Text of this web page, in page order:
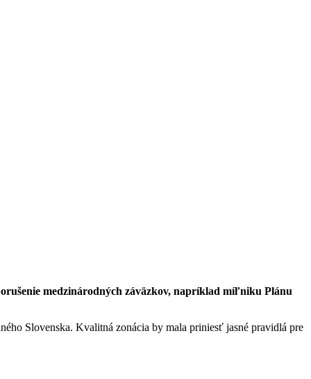
medzinárodných záväzkov, napríklad míľniku Plánu
Slovenska. Kvalitná zonácia by mala priniesť jasné pravidlá pre